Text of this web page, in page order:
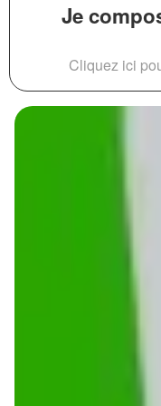
Je
Cliquez ici